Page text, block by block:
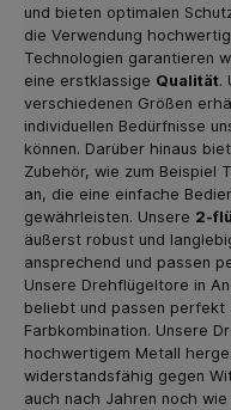
und bieten optimalen
die Verwendung
Technologien garantieren
eine erstklassige Qualität.
verschiedenen Größen
individuellen Bedürfnisse
können. Darüber hinaus
Zubehör, wie zum Beispiel
an, die eine einfache
gewährleisten. Unsere 2-
äußerst robust und
ansprechend und passen
Unsere Drehflügeltore in
beliebt und passen perfekt
Farbkombination. Unsere
hochwertigem Metall
widerstandsfähig gegen
auch nach Jahren noch